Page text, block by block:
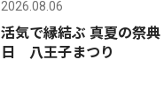
2026.08.06
活気で縁結ぶ 真夏の祭
日 八王子まつり